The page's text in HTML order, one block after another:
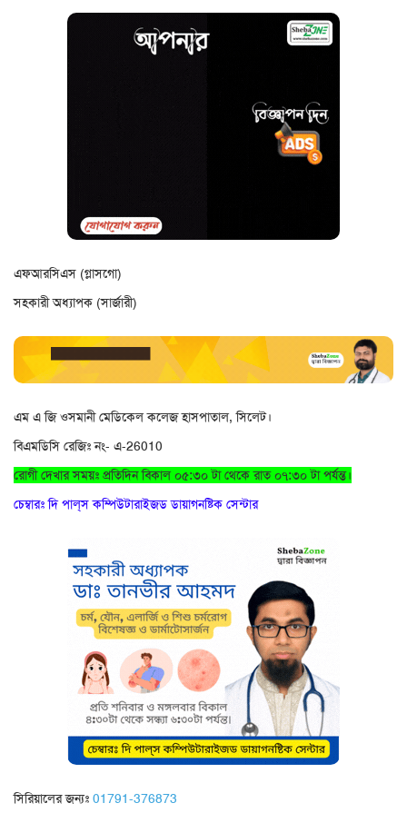
এফআরসিএস (গ্লাসগো)
সহকারী অধ্যাপক (সার্জারী)
এম এ জি ওসমানী মেডিকেল কলেজ হাসপাতাল, সিলেট।
বিএমডিসি রেজিঃ নং- এ-26010
রোগী দেখার সময়ঃ প্রতিদিন বিকাল ০৫:৩০ টা থেকে রাত ০৭:৩০ টা পর্যন্ত।
চেম্বারঃ দি পাল্‌স কম্পিউটারাইজড ডায়াগনষ্টিক সেন্টার
সিরিয়ালের জন্যঃ 01791-376873